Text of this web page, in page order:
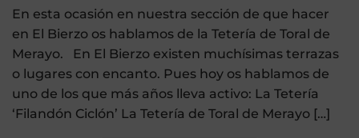
En esta ocasión en nuestra sección de que hacer
en El Bierzo os hablamos de la Tetería de Toral de
Merayo. En El Bierzo existen muchísimas terrazas
o lugares con encanto. Pues hoy os hablamos de
uno de los que más años lleva activo: La Tetería
‘Filandón Ciclón’ La Tetería de Toral de Merayo […]